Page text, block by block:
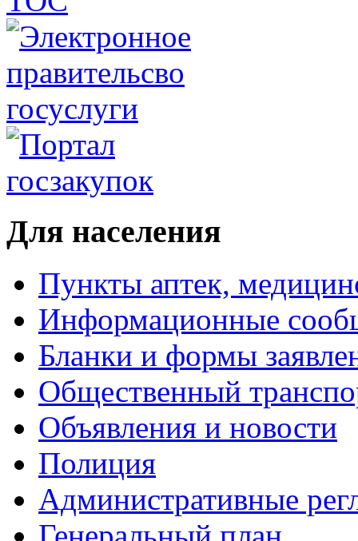
Для населения
Пункты аптек,
Информационные
Бланки и формы
Общественный
Объявления и новости
Полиция
Административные